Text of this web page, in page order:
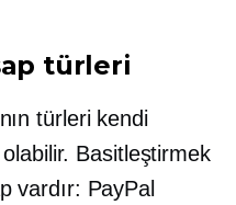
türleri
türleri kendi
olabilir. Basitleştirmek
vardır: PayPal